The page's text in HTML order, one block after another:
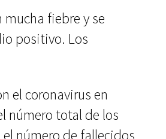
fiebre y se
positivo. Los
el coronavirus en
número total de los
número de fallecidos